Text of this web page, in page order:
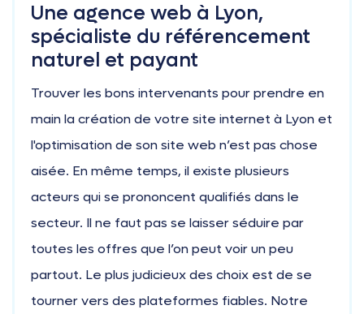
Une agence web à Lyon,
spécialiste du référencement
naturel et payant
Trouver les bons intervenants pour prendre en
main la création de votre site internet à Lyon et
l'optimisation de son site web n’est pas chose
aisée. En même temps, il existe plusieurs
acteurs qui se prononcent qualifiés dans le
secteur. Il ne faut pas se laisser séduire par
toutes les offres que l’on peut voir un peu
partout. Le plus judicieux des choix est de se
tourner vers des plateformes fiables. Notre